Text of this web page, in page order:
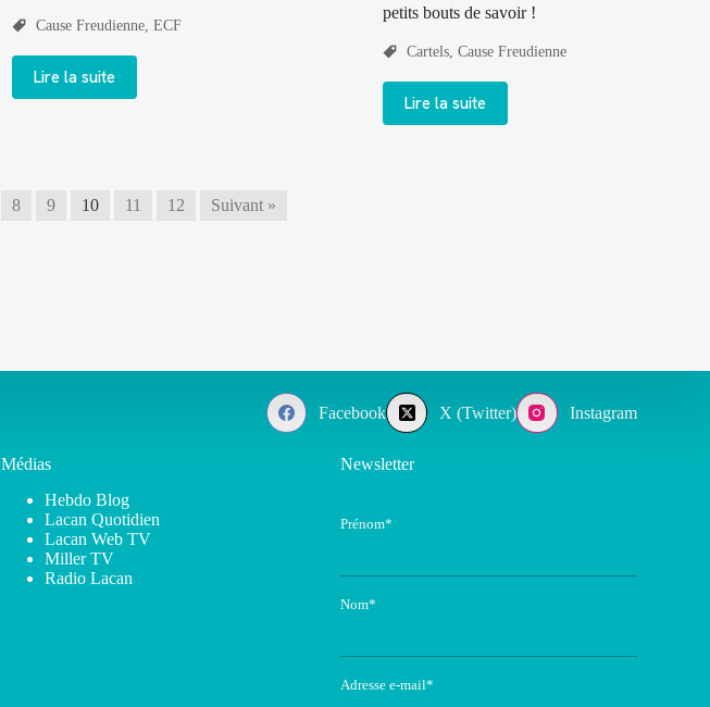
Cause Freudienne, ECF
Lire la suite
petits bouts de savoir !
Cartels, Cause Freudienne
Lire la suite
8 9 10 11 12 Suivant »
Facebook X (Twitter) Instagram
Médias
Hebdo Blog
Lacan Quotidien
Lacan Web TV
Miller TV
Radio Lacan
Newsletter
Prénom*
Nom*
Adresse e-mail*